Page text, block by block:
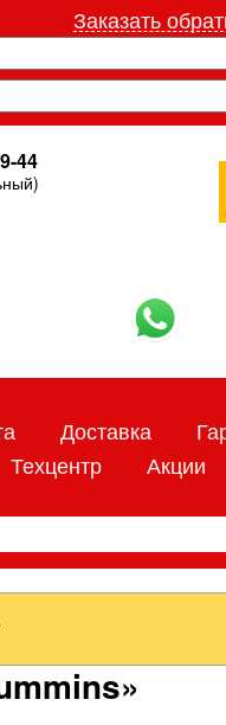
Заказать
44
Доставка
Техцентр Акции